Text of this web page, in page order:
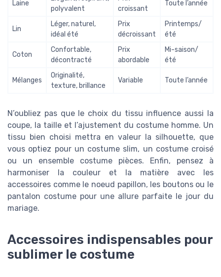
Laine
polyvalent
croissant
Toute l’année
Lin
Léger, naturel,
idéal été
Prix
décroissant
Printemps/
été
Coton
Confortable,
décontracté
Prix
abordable
Mi-saison/
été
Mélanges
Originalité,
texture, brillance
Variable Toute l’année
N’oubliez pas que le choix du tissu influence aussi la
coupe, la taille et l’ajustement du costume homme. Un
tissu bien choisi mettra en valeur la silhouette, que
vous optiez pour un costume slim, un costume croisé
ou un ensemble costume pièces. Enfin, pensez à
harmoniser la couleur et la matière avec les
accessoires comme le noeud papillon, les boutons ou le
pantalon costume pour une allure parfaite le jour du
mariage.
Accessoires indispensables pour
sublimer le costume